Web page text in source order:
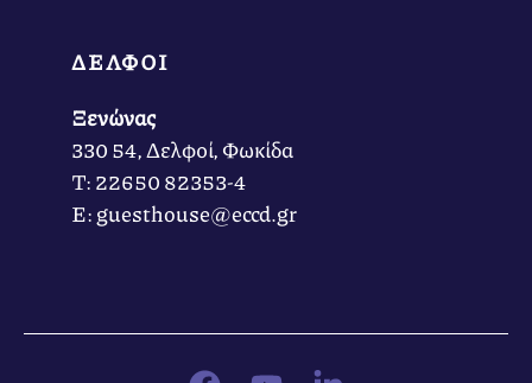
ΔΕΛΦΟΙ
Ξενώνας
330 54, Δελφοί, Φωκίδα
Τ: 22650 82353-4
Ε: guesthouse@eccd.gr